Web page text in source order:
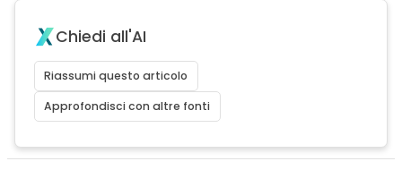
Chiedi all'AI
Riassumi questo articolo
Approfondisci con altre fonti